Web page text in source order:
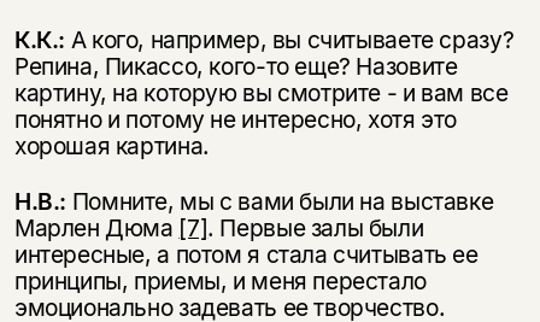
К.К.: А кого, например, вы считываете сразу?
Репина, Пикассо, кого-то еще? Назовите
картину, на которую вы смотрите - и вам все
понятно и потому не интересно, хотя это
хорошая картина.
Н.В.: Помните, мы с вами были на выставке
Марлен Дюма [7]. Первые залы были
интересные, а потом я стала считывать ее
принципы, приемы, и меня перестало
эмоционально задевать ее творчество.